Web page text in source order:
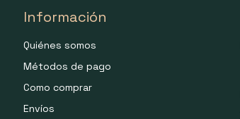
Información
Quiénes somos
Métodos de pago
Como comprar
Envíos